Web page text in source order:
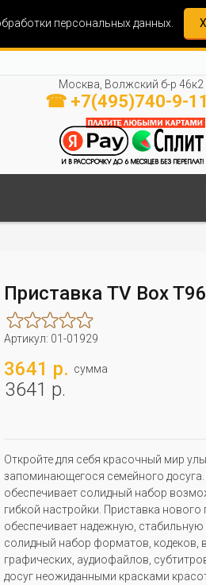
персональных данных.
Москва, Волжский б-р 46к2
☎ +7(495)740-9-
Приставка TV Box
Артикул: 01-01929
3641 р. сумма
3641 р.
Откройте для себя красочный мир
запоминающегося семейного
обеспечивает солидный набор
гибкой настройки. Приставка нового
обеспечивает надежную,
солидный набор форматов, кодеков,
графических, аудиофайлов,
досуг неожиданными красками